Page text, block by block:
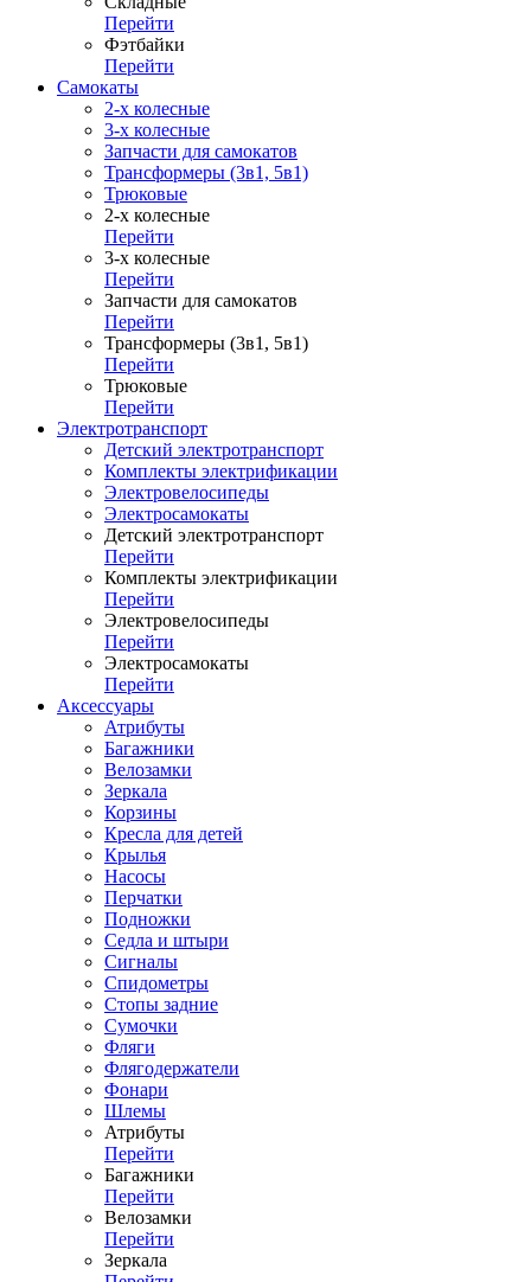
Перейти
Фэтбайки
Перейти
Самокаты
2-х колесные
3-х колесные
Запчасти для самокатов
Трансформеры (3в1, 5в1)
Трюковые
2-х колесные
Перейти
3-х колесные
Перейти
Запчасти для самокатов
Перейти
Трансформеры (3в1, 5в1)
Перейти
Трюковые
Перейти
Электротранспорт
Детский электротранспорт
Комплекты электрификации
Электровелосипеды
Электросамокаты
Детский электротранспорт
Перейти
Комплекты электрификации
Перейти
Электровелосипеды
Перейти
Электросамокаты
Перейти
Аксессуары
Атрибуты
Багажники
Велозамки
Зеркала
Корзины
Кресла для детей
Крылья
Насосы
Перчатки
Подножки
Седла и штыри
Сигналы
Спидометры
Стопы задние
Сумочки
Фляги
Флягодержатели
Фонари
Шлемы
Атрибуты
Перейти
Багажники
Перейти
Велозамки
Перейти
Зеркала